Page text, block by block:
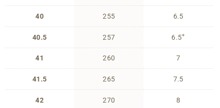
40
40.5
41
41.5
42
255
257
260
265
270
6.5
6.5+
7
7.5
8